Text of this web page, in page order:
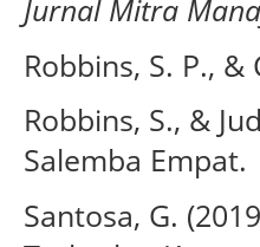
Jurnal Mitra
Robbins, S. P.,
Robbins, S., &
Salemba Empat.
Santosa, G.